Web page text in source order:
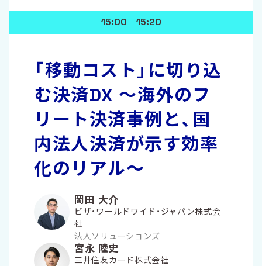
15:00 15:20
「移動コスト」に切り込
む決済DX 〜海外のフ
リート決済事例と、国
内法人決済が示す効率
化のリアル〜
岡田 大介
ビザ・ワールドワイド・ジャパン株式会
社
法人ソリューションズ
宮永 陸史
三井住友カード株式会社